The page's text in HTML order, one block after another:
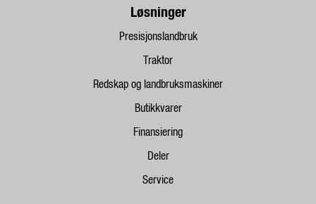
Løsninger
Presisjonslandbruk
Traktor
Redskap og landbruksmaskiner
Butikkvarer
Finansiering
Deler
Service